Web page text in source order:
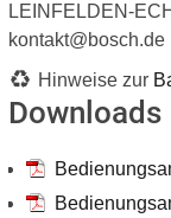
LEINFELDEN-
kontakt@bosch.de
Hinweise zur
Downloads